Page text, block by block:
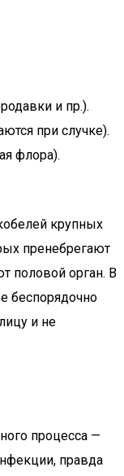
и пр.).
при случке).
флора).
крупных
пренебрегают
половой орган. В
беспорядочно
и не
процесса —
правда